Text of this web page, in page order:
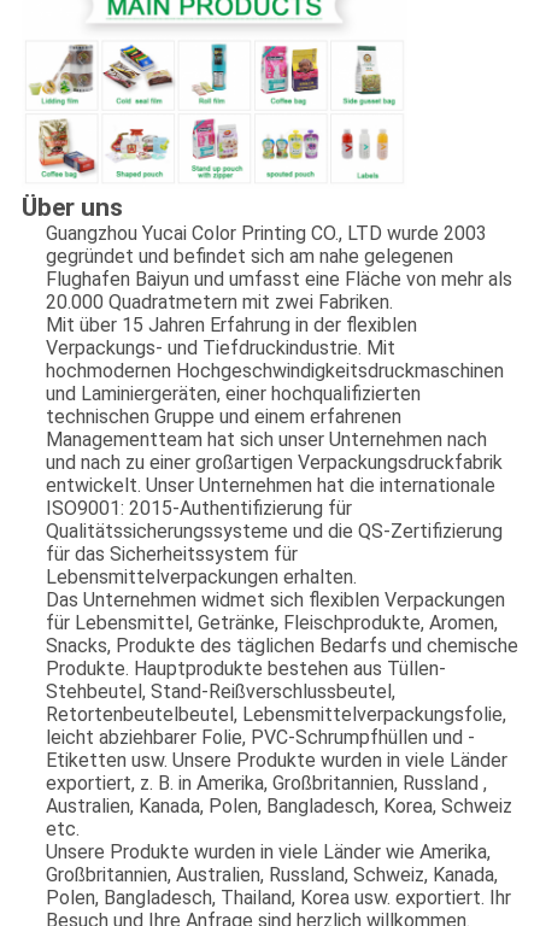
Über uns
Guangzhou Yucai Color Printing CO., LTD wurde 2003
gegründet und befindet sich am nahe gelegenen
Flughafen Baiyun und umfasst eine Fläche von mehr als
20.000 Quadratmetern mit zwei Fabriken.
Mit über 15 Jahren Erfahrung in der flexiblen
Verpackungs- und Tiefdruckindustrie. Mit
hochmodernen Hochgeschwindigkeitsdruckmaschinen
und Laminiergeräten, einer hochqualifizierten
technischen Gruppe und einem erfahrenen
Managementteam hat sich unser Unternehmen nach
und nach zu einer großartigen Verpackungsdruckfabrik
entwickelt. Unser Unternehmen hat die internationale
ISO9001: 2015-Authentifizierung für
Qualitätssicherungssysteme und die QS-Zertifizierung
für das Sicherheitssystem für
Lebensmittelverpackungen erhalten.
Das Unternehmen widmet sich flexiblen Verpackungen
für Lebensmittel, Getränke, Fleischprodukte, Aromen,
Snacks, Produkte des täglichen Bedarfs und chemische
Produkte. Hauptprodukte bestehen aus Tüllen-
Stehbeutel, Stand-Reißverschlussbeutel,
Retortenbeutelbeutel, Lebensmittelverpackungsfolie,
leicht abziehbarer Folie, PVC-Schrumpfhüllen und -
Etiketten usw. Unsere Produkte wurden in viele Länder
exportiert, z. B. in Amerika, Großbritannien, Russland ,
Australien, Kanada, Polen, Bangladesch, Korea, Schweiz
etc.
Unsere Produkte wurden in viele Länder wie Amerika,
Großbritannien, Australien, Russland, Schweiz, Kanada,
Polen, Bangladesch, Thailand, Korea usw. exportiert. Ihr
Besuch und Ihre Anfrage sind herzlich willkommen.